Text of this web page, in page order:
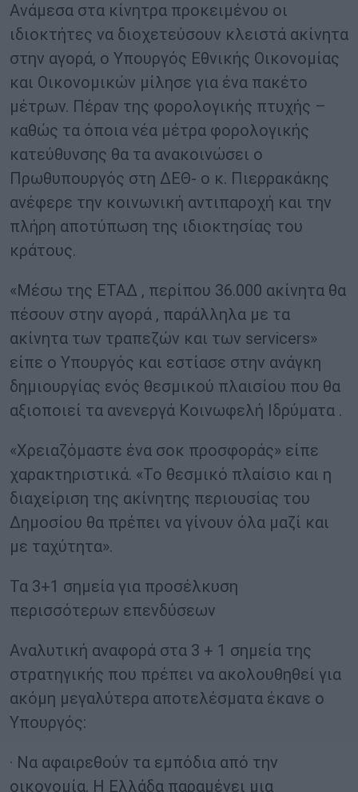
Ανάμεσα στα κίνητρα προκειμένου οι
ιδιοκτήτες να διοχετεύσουν κλειστά ακίνητα
στην αγορά, ο Υπουργός Εθνικής Οικονομίας
και Οικονομικών μίλησε για ένα πακέτο
μέτρων. Πέραν της φορολογικής πτυχής –
καθώς τα όποια νέα μέτρα φορολογικής
κατεύθυνσης θα τα ανακοινώσει ο
Πρωθυπουργός στη ΔΕΘ- ο κ. Πιερρακάκης
ανέφερε την κοινωνική αντιπαροχή και την
πλήρη αποτύπωση της ιδιοκτησίας του
κράτους.
«Μέσω της ΕΤΑΔ , περίπου 36.000 ακίνητα θα
πέσουν στην αγορά , παράλληλα με τα
ακίνητα των τραπεζών και των servicers»
είπε ο Υπουργός και εστίασε στην ανάγκη
δημιουργίας ενός θεσμικού πλαισίου που θα
αξιοποιεί τα ανενεργά Κοινωφελή Ιδρύματα .
«Χρειαζόμαστε ένα σοκ προσφοράς» είπε
χαρακτηριστικά. «Το θεσμικό πλαίσιο και η
διαχείριση της ακίνητης περιουσίας του
Δημοσίου θα πρέπει να γίνουν όλα μαζί και
με ταχύτητα».
Τα 3+1 σημεία για προσέλκυση
περισσότερων επενδύσεων
Αναλυτική αναφορά στα 3 + 1 σημεία της
στρατηγικής που πρέπει να ακολουθηθεί για
ακόμη μεγαλύτερα αποτελέσματα έκανε ο
Υπουργός:
· Να αφαιρεθούν τα εμπόδια από την
οικονομία. Η Ελλάδα παραμένει μια